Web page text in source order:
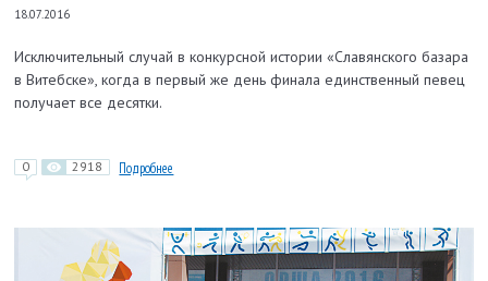
18.07.2016
Исключительный случай в конкурсной истории «Славянского базара
в Витебске», когда в первый же день финала единственный певец
получает все десятки.
0 2918 Подробнее